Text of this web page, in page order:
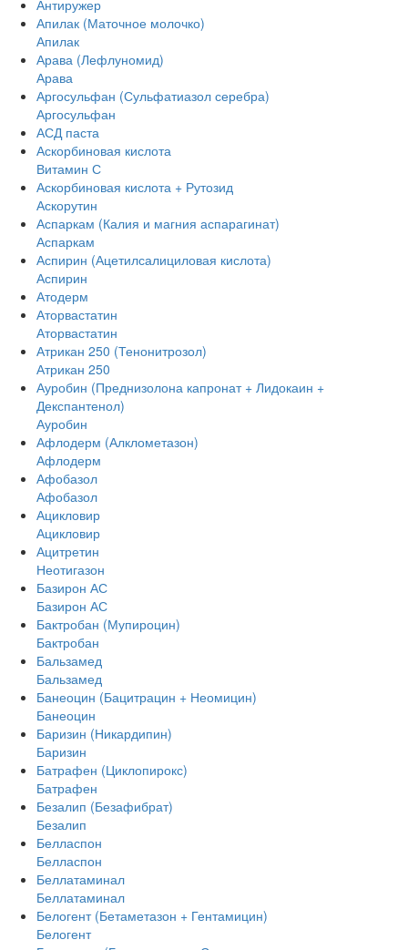
Антиружер
Апилак (Маточное молочко)
Апилак
Арава (Лефлуномид)
Арава
Аргосульфан (Сульфатиазол серебра)
Аргосульфан
АСД паста
Аскорбиновая кислота
Витамин С
Аскорбиновая кислота + Рутозид
Аскорутин
Аспаркам (Калия и магния аспарагинат)
Аспаркам
Аспирин (Ацетилсалициловая кислота)
Аспирин
Атодерм
Аторвастатин
Аторвастатин
Атрикан 250 (Тенонитрозол)
Атрикан 250
Ауробин (Преднизолона капронат + Лидокаин +
Декспантенол)
Ауробин
Афлодерм (Алклометазон)
Афлодерм
Афобазол
Афобазол
Ацикловир
Ацикловир
Ацитретин
Неотигазон
Базирон АС
Базирон АС
Бактробан (Мупироцин)
Бактробан
Бальзамед
Бальзамед
Банеоцин (Бацитрацин + Неомицин)
Банеоцин
Баризин (Никардипин)
Баризин
Батрафен (Циклопирокс)
Батрафен
Безалип (Безафибрат)
Безалип
Белласпон
Белласпон
Беллатаминал
Беллатаминал
Белогент (Бетаметазон + Гентамицин)
Белогент